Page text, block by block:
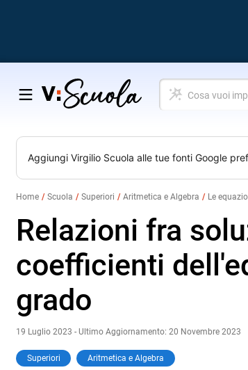
Salta
contenuto
Cosa
vuoi
Aggiungi Virgilio Scuola alle tue fonti Google
Home Scuola Superiori Aritmetica e Algebra Le
Relazioni fra
coefficienti
grado
19 Luglio 2023 - Ultimo Aggiornamento: 20 Novembre 2023
Superiori Aritmetica e Algebra